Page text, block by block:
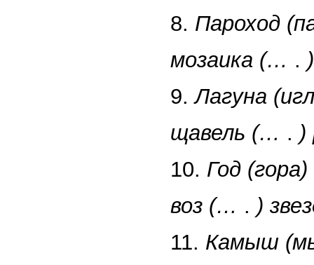
8. Пароход
мозаика (… .
9.Лагуна
щавель (… . )
10. Год (гора)
воз (… . )
11. Камыш